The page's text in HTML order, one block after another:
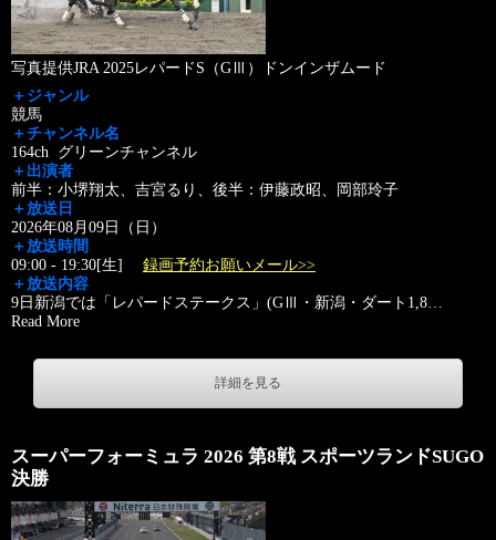
写真提供JRA 2025レパードS（GⅢ）ドンインザムード
＋ジャンル
競馬
＋チャンネル名
164ch グリーンチャンネル
＋出演者
前半：小堺翔太、吉宮るり、後半：伊藤政昭、岡部玲子
＋放送日
2026年08月09日（日）
＋放送時間
09:00 - 19:30[生] 録画予約お願いメール>>
＋放送内容
9日新潟では「レパードステークス」(GⅢ・新潟・ダート1,8…
Read More
詳細を見る
スーパーフォーミュラ 2026 第8戦 スポーツランドSUGO
決勝